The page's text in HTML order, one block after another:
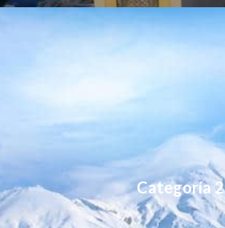
Categoría 2